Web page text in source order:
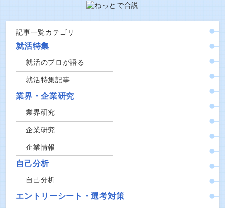
記事一覧カテゴリ
就活特集
就活のプロが語る
就活特集記事
業界・企業研究
業界研究
企業研究
企業情報
自己分析
自己分析
エントリーシート・選考対策